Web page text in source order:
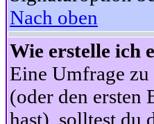
Nach oben
Wie erstelle ich
Eine Umfrage zu
(oder den ersten
hast), solltest du